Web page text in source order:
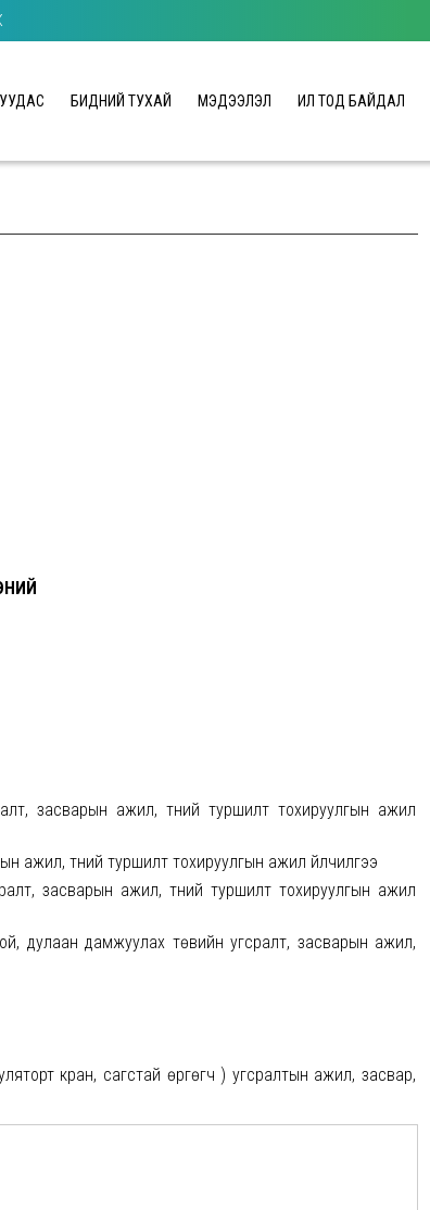
БИДНИЙ ТУХАЙ МЭДЭЭЛЭЛ ИЛ ТОД БАЙДАЛ
засварын ажил, түүний туршилт тохируулгын ажил
ажил, түүний туршилт тохируулгын ажил үйлчилгээ
засварын ажил, түүний туршилт тохируулгын ажил
дулаан дамжуулах төвийн угсралт, засварын ажил,
кран, сагстай өргөгч ) угсралтын ажил, засвар,